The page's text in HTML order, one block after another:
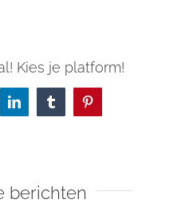
Kies je platform!
LinkedInTumblrPinterest
berichten